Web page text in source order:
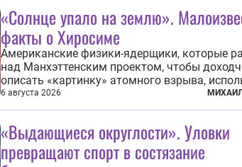
находится несколько...
«Солнце упало на землю».
факты о Хиросиме
Американские физики-ядерщики, которые
над Манхэттенским проектом, чтобы
описать «картинку» атомного взрыва,
образ из «Махабхараты»: «Ярче тысячи
пылало это пламя». Не все жители японских
1945 года поставили...
6 августа 2026
«Выдающиеся округлости». Уловки
превращают спорт в состязание